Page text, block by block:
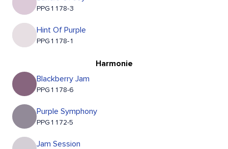
PPG1178-3
Hint Of Purple
PPG1178-1
Harmonie
Blackberry Jam
PPG1178-6
Purple Symphony
PPG1172-5
Jam Session